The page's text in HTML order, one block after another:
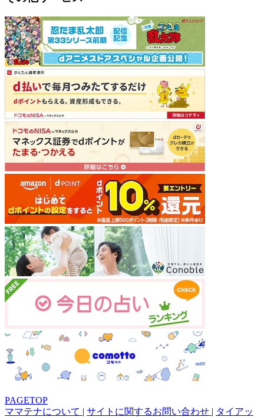
PAGETOP
ママテナについて | サイトに関するお問い合わせ | タイアッ